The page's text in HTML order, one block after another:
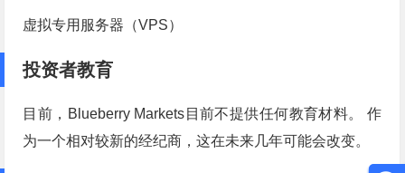
虚拟专用服务器（VPS）
投资者教育
目前，Blueberry Markets目前不提供任何教育材料。 作
为一个相对较新的经纪商，这在未来几年可能会改变。